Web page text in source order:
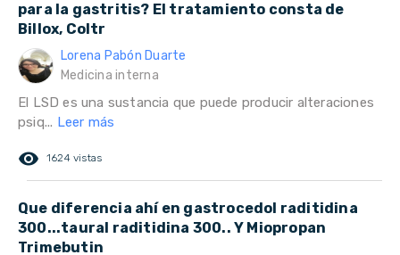
para la gastritis? El tratamiento consta de
Billox, Coltr
Lorena Pabón Duarte
Medicina interna
El LSD es una sustancia que puede producir alteraciones
psiq... Leer más
remove_red_eye 1624 vistas
Que diferencia ahí en gastrocedol raditidina
300...taural raditidina 300.. Y Miopropan
Trimebutin